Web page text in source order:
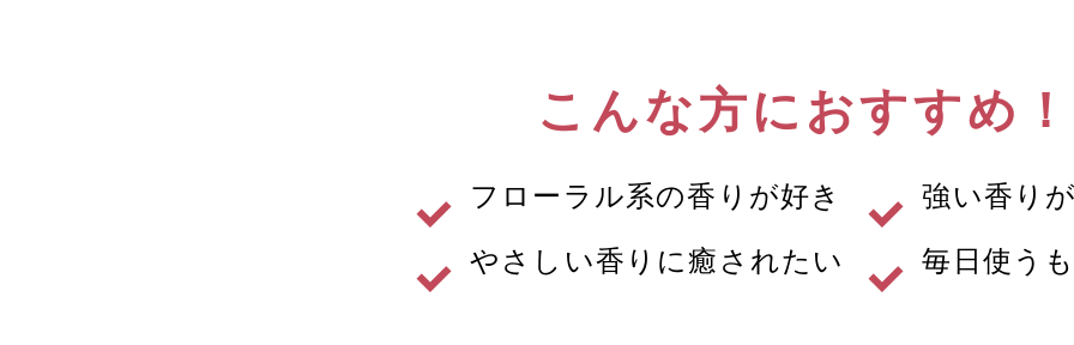
こんな方におすすめ！
フローラル系の香りが好き
強い香り
やさしい香りに癒されたい
毎日使う